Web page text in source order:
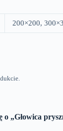
200×200,
o „Głowica